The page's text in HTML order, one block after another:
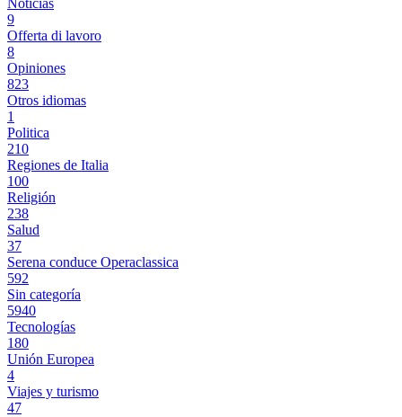
Noticias
9
Offerta di lavoro
8
Opiniones
823
Otros idiomas
1
Politica
210
Regiones de Italia
100
Religión
238
Salud
37
Serena conduce Operaclassica
592
Sin categoría
5940
Tecnologías
180
Unión Europea
4
Viajes y turismo
47